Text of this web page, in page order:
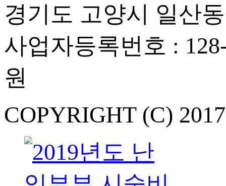
경기도 고양시 일산
사업자등록번호 :
원
COPYRIGHT (C)